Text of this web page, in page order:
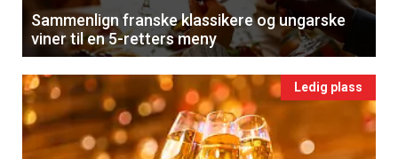
Sammenlign franske klassikere og ungarske
viner til en 5-retters meny
Ledig plass